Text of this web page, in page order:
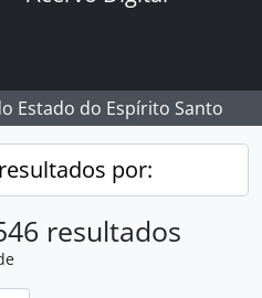
Estado do Espírito Santo
por:
resultados